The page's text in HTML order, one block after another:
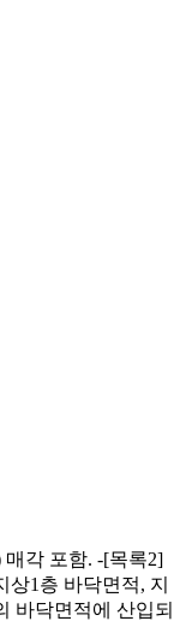
각 포함. -[목록2]
1층 바닥면적, 지
바닥면적에 산입되